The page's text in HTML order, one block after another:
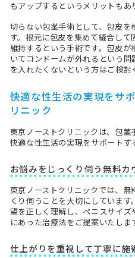
もアップするというメリットもあ
切らない包茎手術として、包皮
す。根元に包皮を集めて縫合し
維持するという手術です。包皮
いてコンドームが外れるという
を入れたくないという方はご検討
快適な性生活の実現をサ
リニック
東京ノーストクリニックは、包茎
快適な性生活の実現をサポートす
お悩みをじっくり伺う無料カ
東京ノーストクリニックでは、
くり伺うことを大切にしていま
望を正しく理解し、ペニスサイ
にあった治療法をご提案いたしま
仕上がりを重視して丁寧に施